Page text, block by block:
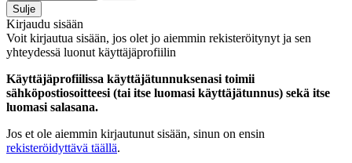
Sulje
Kirjaudu sisään
Voit kirjautua sisään, jos olet jo aiemmin rekisteröitynyt ja sen
yhteydessä luonut käyttäjäprofiilin
Käyttäjäprofiilissa käyttäjätunnuksenasi toimii
sähköpostiosoitteesi (tai itse luomasi käyttäjätunnus) sekä itse
luomasi salasana.
Jos et ole aiemmin kirjautunut sisään, sinun on ensin
rekisteröidyttävä täällä.